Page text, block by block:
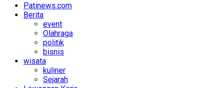
Patinews.com
Berita
event
Olahraga
politik
bisnis
wisata
kuliner
Sejarah